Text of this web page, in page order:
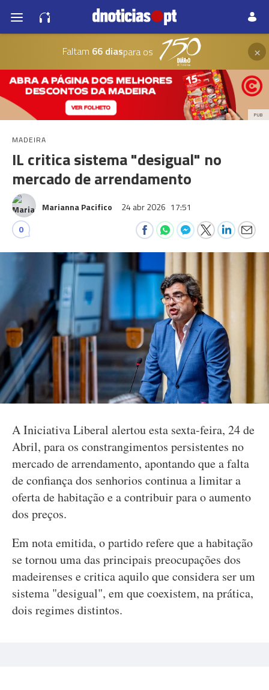
Faltam 66 diaspara os ×
PUB
MADEIRA
IL critica sistema "desigual" no
mercado de arrendamento
Marianna Pacifico 24 abr 2026 17:51
0
A Iniciativa Liberal alertou esta sexta-feira, 24 de
Abril, para os constrangimentos persistentes no
mercado de arrendamento, apontando que a falta
de confiança dos senhorios continua a limitar a
oferta de habitação e a contribuir para o aumento
dos preços.
Em nota emitida, o partido refere que a habitação
se tornou uma das principais preocupações dos
madeirenses e critica aquilo que considera ser um
sistema "desigual", em que coexistem, na prática,
dois regimes distintos.